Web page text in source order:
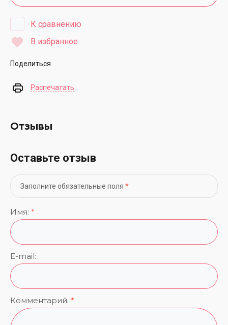
К сравнению
В избранное
Поделиться
Распечатать
Отзывы
Оставьте отзыв
Заполните обязательные поля *
Имя: *
E-mail:
Комментарий: *